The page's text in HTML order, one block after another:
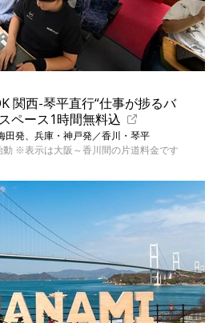
関西-琴平直行“仕事が捗るバ
ペース1時間無料込
田発、兵庫・神戸発／香川・琴平
※表示は大阪～香川間の片道料金です